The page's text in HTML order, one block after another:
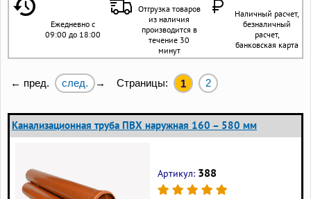
Ежедневно с
09:00 до 18:00
Отгрузка товаров
из наличия
производится в
течение 30
минут
Наличный расчет,
безналичный
расчет,
банковская карта
← пред. след. → Страницы: 1 2
Канализационная труба ПВХ наружная 160 – 580 мм
Артикул: 388